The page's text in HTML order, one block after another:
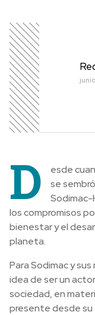
D
esde
se
Sodimac-
los compromisos
bienestar y el
planeta.
Para Sodimac y
idea de ser un
sociedad, en
presente desde su